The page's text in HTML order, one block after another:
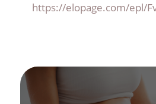
https://elopage.com/epl/